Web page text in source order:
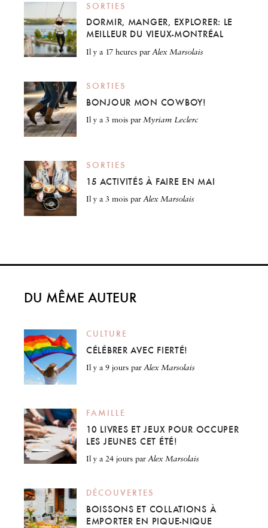
SORTIES
DORMIR, MANGER, EXPLORER: LE
MEILLEUR DU VIEUX-MONTRÉAL
il y a 17 heures parAlex Marsolais
SORTIES
BONJOUR MON COWBOY!
il y a 3 mois parMyriam Leclerc
SORTIES
15 ACTIVITÉS À FAIRE EN MAI
il y a 3 mois parAlex Marsolais
DU MÊME AUTEUR
CULTURE
CÉLÉBRER AVEC FIERTÉ!
il y a 9 jours parAlex Marsolais
FAMILLE
10 LIVRES ET JEUX POUR OCCUPER
LES JEUNES CET ÉTÉ!
il y a 24 jours parAlex Marsolais
DÉCOUVERTES
BOISSONS ET COLLATIONS À
EMPORTER EN PIQUE-NIQUE